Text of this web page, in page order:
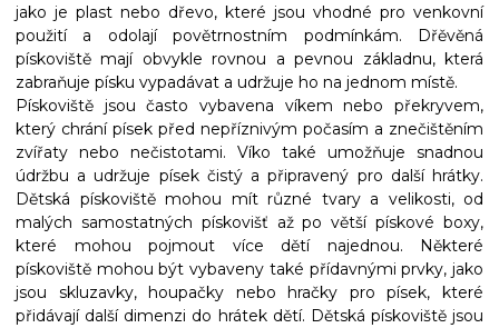
jako je plast nebo dřevo, které jsou vhodné pro venkovní
použití a odolají povětrnostním podmínkám. Dřěvěná
pískoviště mají obvykle rovnou a pevnou základnu, která
zabraňuje písku vypadávat a udržuje ho na jednom místě.
Pískoviště jsou často vybavena víkem nebo překryvem,
který chrání písek před nepříznivým počasím a znečištěním
zvířaty nebo nečistotami. Víko také umožňuje snadnou
údržbu a udržuje písek čistý a připravený pro další hrátky.
Dětská pískoviště mohou mít různé tvary a velikosti, od
malých samostatných pískovišť až po větší pískové boxy,
které mohou pojmout více dětí najednou. Některé
pískoviště mohou být vybaveny také přídavnými prvky, jako
jsou skluzavky, houpačky nebo hračky pro písek, které
přidávají další dimenzi do hrátek dětí. Dětská pískoviště jsou